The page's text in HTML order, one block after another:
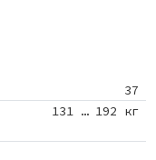
37
131 … 192 кг